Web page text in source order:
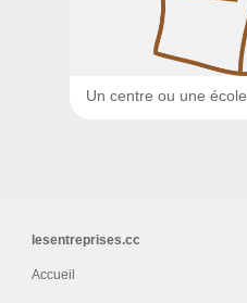
Un centre ou une école
lesentreprises.cc
Accueil